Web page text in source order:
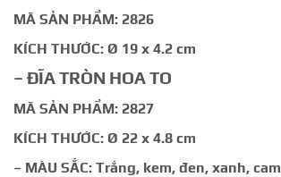
MÃ SẢN PHẨM: 2826
KÍCH THƯỚC: Ø 19 x 4.2 cm
– ĐĨA TRÒN HOA TO
MÃ SẢN PHẨM: 2827
KÍCH THƯỚC: Ø 22 x 4.8 cm
– MÀU SẮC: Trắng, kem, đen, xanh, cam